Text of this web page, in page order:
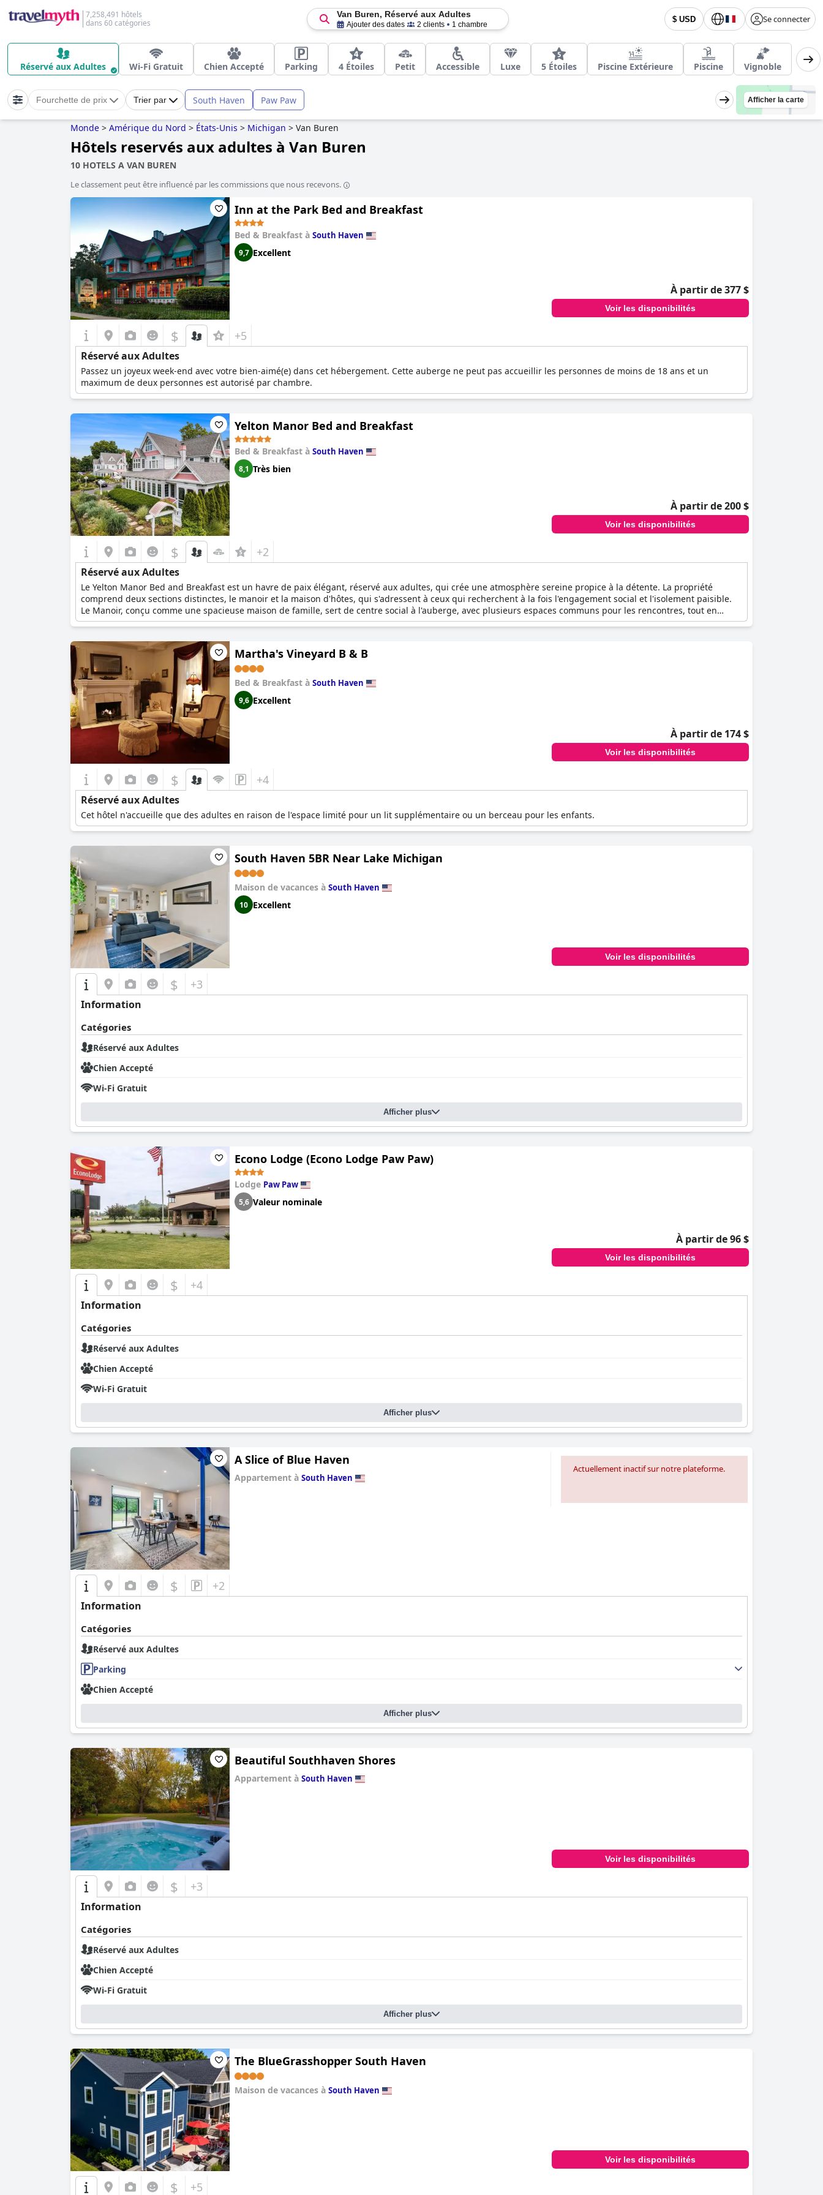
7,258,491 hôtels
dans 60 catégories
$ USD Se connecter
Van Buren, Réservé aux Adultes
Ajouter des dates 2 clients 1 chambre
Réservé aux Adultes Wi-Fi Gratuit Chien Accepté Parking 4 Étoiles Petit Accessible Luxe 5 Étoiles Piscine Extérieure Piscine Vignoble
Fourchette de prix Trier par South Haven Paw Paw Afficher la carte
Monde > Amérique du Nord > États-Unis > Michigan > Van Buren
Hôtels reservés aux adultes à Van Buren
10 HOTELS A VAN BUREN
Le classement peut être influencé par les commissions que nous recevons.
Inn at the Park Bed and Breakfast
Bed & Breakfast à South Haven
9,7 Excellent
À partir de 377 $
Voir les disponibilités
$ +5
Réservé aux Adultes
Passez un joyeux week-end avec votre bien-aimé(e) dans cet hébergement. Cette auberge ne peut pas accueillir les personnes de moins de 18 ans et un
maximum de deux personnes est autorisé par chambre.
Yelton Manor Bed and Breakfast
Bed & Breakfast à South Haven
8,1 Très bien
À partir de 200 $
Voir les disponibilités
$ +2
Réservé aux Adultes
Le Yelton Manor Bed and Breakfast est un havre de paix élégant, réservé aux adultes, qui crée une atmosphère sereine propice à la détente. La propriété
comprend deux sections distinctes, le manoir et la maison d'hôtes, qui s'adressent à ceux qui recherchent à la fois l'engagement social et l'isolement paisible.
Le Manoir, conçu comme une spacieuse maison de famille, sert de centre social à l'auberge, avec plusieurs espaces communs pour les rencontres, tout en
offrant des coins douillets pour l'intimité et la relaxation.Pour ceux qui souhaitent une expérience plus intime et isolée, la Maison d'hôtes offre des espaces
d'agréments romantiques tels que du vin, des fraises enrobées de chocolat et des compositions florales, garantissant ainsi une expérience mémorable et
personnalisée pour les hôtes adultes.Martha's Vineyard B & B
Bed & Breakfast à South Haven
9,6 Excellent
À partir de 174 $
Voir les disponibilités
$ +4
Réservé aux Adultes
Cet hôtel n'accueille que des adultes en raison de l'espace limité pour un lit supplémentaire ou un berceau pour les enfants.
South Haven 5BR Near Lake Michigan
Maison de vacances à South Haven
10 Excellent
Voir les disponibilités
$ +3
Information
Catégories
Réservé aux Adultes
Chien Accepté
Wi-Fi Gratuit
Afficher plus
Econo Lodge (Econo Lodge Paw Paw)
Lodge Paw Paw
5,6 Valeur nominale
À partir de 96 $
Voir les disponibilités
$ +4
Information
Catégories
Réservé aux Adultes
Chien Accepté
Wi-Fi Gratuit
Afficher plus
A Slice of Blue Haven
Appartement à South Haven
Actuellement inactif sur notre plateforme.
$ +2
Information
Catégories
Réservé aux Adultes
Parking
Chien Accepté
Afficher plus
Beautiful Southhaven Shores
Appartement à South Haven
Voir les disponibilités
$ +3
Information
Catégories
Réservé aux Adultes
Chien Accepté
Wi-Fi Gratuit
Afficher plus
The BlueGrasshopper South Haven
Maison de vacances à South Haven
Voir les disponibilités
$ +5